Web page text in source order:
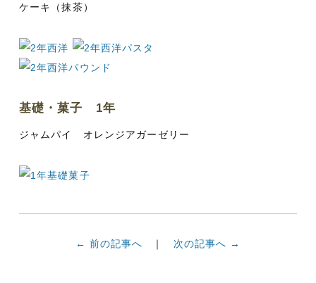
ケーキ（抹茶）
基礎・菓子 1年
ジャムパイ オレンジアガーゼリー
← 前の記事へ 次の記事へ →